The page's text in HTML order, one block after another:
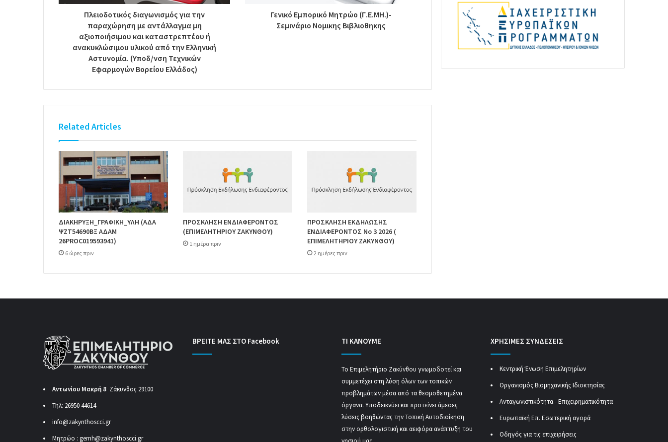
Πλειοδοτικός διαγωνισμός για την
παραχώρηση με αντάλλαγμα μη
αξιοποιήσιμου και καταστρεπτέου ή
ανακυκλώσιμου υλικού από την Ελληνική
Αστυνομία. (Υποδ/νση Τεχνικών
Εφαρμογών Βορείου Ελλάδος)
Γενικό Εμπορικό Μητρώο (Γ.Ε.ΜΗ.)-
Σεμινάριο Νομικης Βιβλιοθηκης
Related Articles
ΔΙΑΚΗΡΥΞΗ_ΓΡΑΦΙΚΗ_ΥΛΗ (ΑΔΑ
ΨΖΤ54690ΒΞ ΑΔΑΜ
26PROC019593941)
6 ώρες πριν
ΠΡΟΣΚΛΗΣΗ ΕΝΔΙΑΦΕΡΟΝΤΟΣ
(ΕΠΙΜΕΛΗΤΗΡΙΟΥ ΖΑΚΥΝΘΟΥ)
1 ημέρα πριν
ΠΡΟΣΚΛΗΣΗ ΕΚΔΗΛΩΣΗΣ
ΕΝΔΙΑΦΕΡΟΝΤΟΣ Νο 3 2026 (
ΕΠΙΜΕΛΗΤΗΡΙΟΥ ΖΑΚΥΝΘΟΥ)
2 ημέρες πριν
Αντωνίου Μακρή 8 Ζάκυνθος 29100
Τηλ: 26950 44614
info@zakynthoscci.gr
Μητρώο : gemh@zakynthoscci.gr
ΒΡΕΙΤΕ ΜΑΣ ΣΤΟ Facebook ΤΙ ΚΑΝΟΥΜΕ
Το Επιμελητήριο Ζακύνθου γνωμοδοτεί και
συμμετέχει στη λύση όλων των τοπικών
προβλημάτων μέσα από τα θεσμοθετημένα
όργανα. Υποδεικνύει και προτείνει άμεσες
λύσεις βοηθώντας την Τοπική Αυτοδιοίκηση
στην ορθολογιστική και αειφόρα ανάπτυξη του
ΧΡΗΣΙΜΕΣ ΣΥΝΔΕΣΕΙΣ
Κεντρική Ένωση Επιμελητηρίων
Οργανισμός Βιομηχανικής Ιδιοκτησίας
Ανταγωνιστικότητα - Επιχειρηματικότητα
Ευρωπαϊκή Επ. Εσωτερική αγορά
Οδηγός για τις επιχειρήσεις